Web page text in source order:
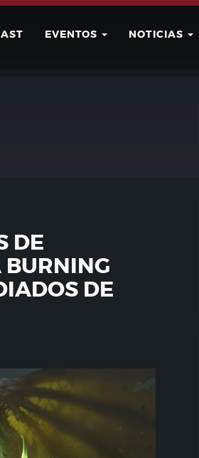
EVENTOS NOTICIAS
DE
BURNING
DE